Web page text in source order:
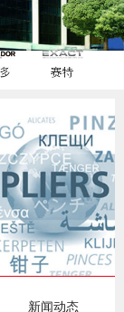
新闻动态